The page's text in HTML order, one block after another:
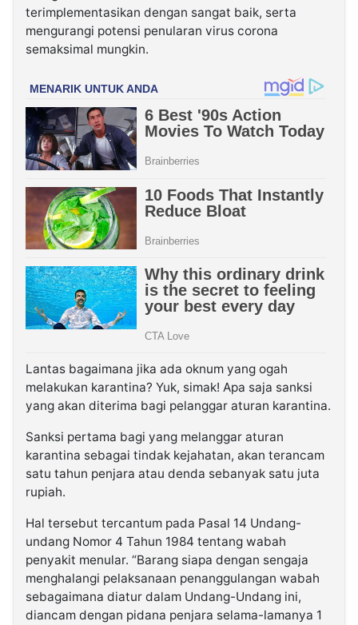
terimplementasikan dengan sangat baik, serta
mengurangi potensi penularan virus corona
semaksimal mungkin.
Lantas bagaimana jika ada oknum yang ogah
melakukan karantina? Yuk, simak! Apa saja sanksi
yang akan diterima bagi pelanggar aturan karantina.
Sanksi pertama bagi yang melanggar aturan
karantina sebagai tindak kejahatan, akan terancam
satu tahun penjara atau denda sebanyak satu juta
rupiah.
Hal tersebut tercantum pada Pasal 14 Undang-
undang Nomor 4 Tahun 1984 tentang wabah
penyakit menular. “Barang siapa dengan sengaja
menghalangi pelaksanaan penanggulangan wabah
sebagaimana diatur dalam Undang-Undang ini,
diancam dengan pidana penjara selama-lamanya 1